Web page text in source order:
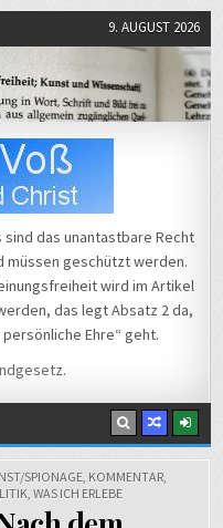
9. AUGUST 2026
das unantastbare Recht
müssen geschützt werden.
wird im Artikel
das legt Absatz 2 da,
Ehre“ geht.
.
SPIONAGE, KOMMENTAR,
, WAS ICH ERLEBE